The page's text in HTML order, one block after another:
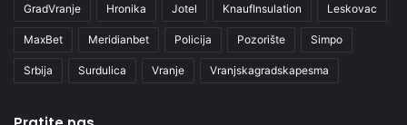
GradVranje Hronika Jotel KnaufInsulation Leskovac
MaxBet Meridianbet Policija Pozorište Simpo
Srbija Surdulica Vranje Vranjskagradskapesma